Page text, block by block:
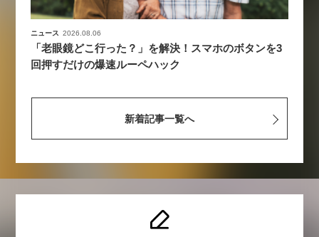
ニュース 2026.08.06
「老眼鏡どこ行った？」を解決！スマホのボタンを3
回押すだけの爆速ルーペハック
新着記事一覧へ